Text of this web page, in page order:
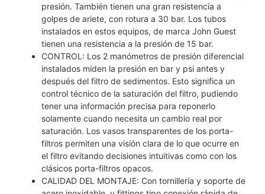
presión. También tienen una gran resistencia a
golpes de ariete, con rotura a 30 bar. Los tubos
instalados en estos equipos, de marca John Guest
tienen una resistencia a la presión de 15 bar.
CONTROL: Los 2 manómetros de presión diferencial
instalados miden la presión en bar y psi antes y
después del filtro de sedimentos. Esto significa un
control técnico de la saturación del filtro, pudiendo
tener una información precisa para reponerlo
solamente cuando necesita un cambio real por
saturación. Los vasos transparentes de los porta-
filtros permiten una visión clara de lo que ocurre en
el filtro evitando decisiones intuitivas como con los
clásicos porta-filtros opacos.
CALIDAD DEL MONTAJE: Con tornillería y soporte de